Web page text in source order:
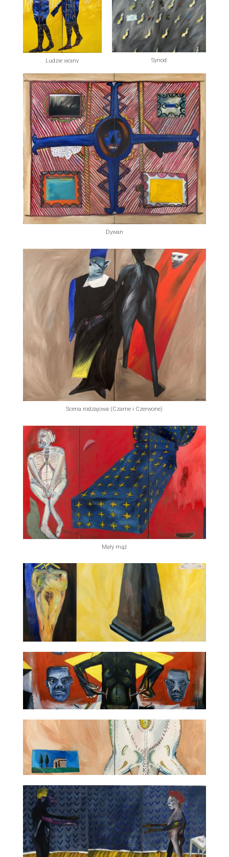
Ludzie wojny Synod
Dywan
Scena rodzajowa (Czarne i Czerwone)
Mały mąż
Obraz metafizyczny
Obraz o egzotycznej Polsce
Skóra i pejzaż ze wspomnień